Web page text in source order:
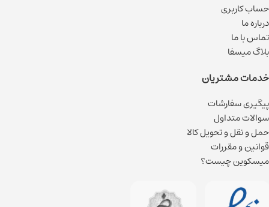
حساب کاربری
درباره ما
تماس با ما
بلاگ میسفا
خدمات مشتریان
پیگیری سفارشات
سوالات متداول
حمل و نقل و تحویل کالا
قوانین و مقررات
میسکوین چیست؟